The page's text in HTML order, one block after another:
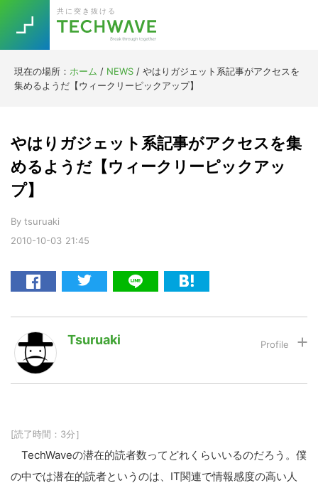
primary
navigation
main
content
primary
sidebar
footer
共に突き抜ける
現在の場所： ホーム / NEWS / やはりガジェット系記事がアクセスを
集めるようだ【ウィークリーピックアップ】
2010-10-03 21:45
やはりガジェット系記事がアクセスを集
めるようだ【ウィークリーピックアッ
プ】
By tsuruaki
Tsuruaki
[読了時間：3分］
TechWaveの潜在的読者数ってどれくらいいるのだろう。僕
の中では潜在的読者というのは、IT関連で情報感度の高い人
TOPICS
RE:LIFE
Re:Work
AI
暗号資産
[Startup]
[Voice Edition]
[YouTube]
LINE
Trend 今話題の注目キーワード
5G Asana テレワーク
Daily Weekly